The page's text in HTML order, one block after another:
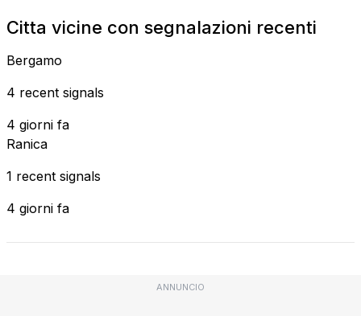
Citta vicine con segnalazioni recenti
Bergamo
4 recent signals
4 giorni fa
Ranica
1 recent signals
4 giorni fa
ANNUNCIO